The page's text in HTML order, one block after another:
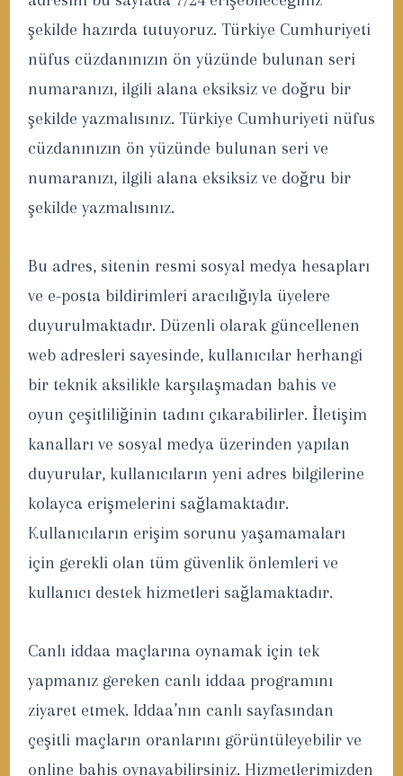
şekilde hazırda tutuyoruz. Türkiye Cumhuriyeti
nüfus cüzdanınızın ön yüzünde bulunan seri
numaranızı, ilgili alana eksiksiz ve doğru bir
şekilde yazmalısınız. Türkiye Cumhuriyeti nüfus
cüzdanınızın ön yüzünde bulunan seri ve
numaranızı, ilgili alana eksiksiz ve doğru bir
şekilde yazmalısınız.
Bu adres, sitenin resmi sosyal medya hesapları
ve e-posta bildirimleri aracılığıyla üyelere
duyurulmaktadır. Düzenli olarak güncellenen
web adresleri sayesinde, kullanıcılar herhangi
bir teknik aksilikle karşılaşmadan bahis ve
oyun çeşitliliğinin tadını çıkarabilirler. İletişim
kanalları ve sosyal medya üzerinden yapılan
duyurular, kullanıcıların yeni adres bilgilerine
kolayca erişmelerini sağlamaktadır.
Kullanıcıların erişim sorunu yaşamamaları
için gerekli olan tüm güvenlik önlemleri ve
kullanıcı destek hizmetleri sağlamaktadır.
Canlı iddaa maçlarına oynamak için tek
yapmanız gereken canlı iddaa programını
ziyaret etmek. Iddaa’nın canlı sayfasından
çeşitli maçların oranlarını görüntüleyebilir ve
online bahis oynayabilirsiniz. Hizmetlerimizden